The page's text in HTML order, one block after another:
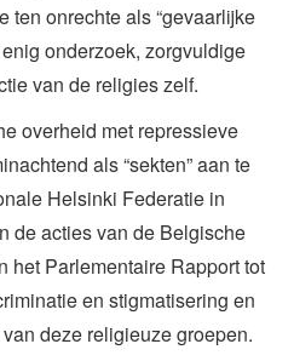
ten onrechte als “gevaarlijke
onderzoek, zorgvuldige
van de religies zelf.
overheid met repressieve
als “sekten” aan te
Helsinki Federatie in
de acties van de Belgische
het Parlementaire Rapport tot
en stigmatisering en
deze religieuze groepen.